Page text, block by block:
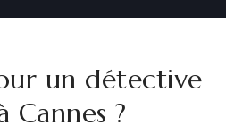
un détective
Cannes ?